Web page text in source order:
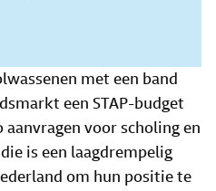
met een band
een STAP-budget
voor scholing en
is een laagdrempelig
om hun positie te